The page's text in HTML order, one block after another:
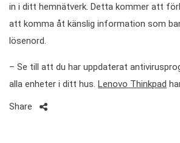
in i ditt hemnätverk. Detta kommer att
att komma åt känslig information som
lösenord.
– Se till att du har uppdaterat
alla enheter i ditt hus. Lenovo Thinkpad
Share